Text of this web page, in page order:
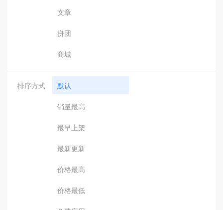
文章
拼团
商城
排序方式 默认
销量最高
最早上架
最新更新
价格最高
价格最低